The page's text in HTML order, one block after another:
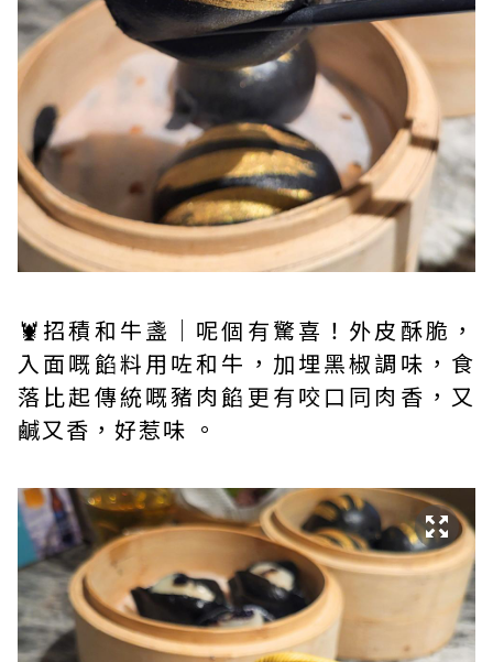
🦞招積和牛盞｜呢個有驚喜！外皮酥脆，
入面嘅餡料用咗和牛，加埋黑椒調味，食
落比起傳統嘅豬肉餡更有咬口同肉香，又
鹹又香，好惹味 。